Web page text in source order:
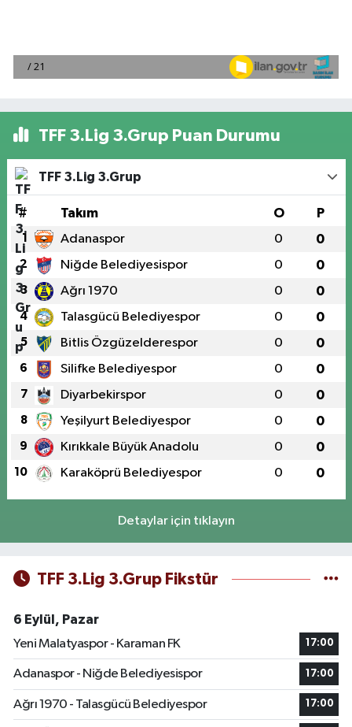
TFF 3.Lig 3.Grup Puan Durumu
TFF 3.Lig 3.Grup
# Takım O P
1 Adanaspor 0 0
2 Niğde Belediyesispor 0 0
3 Ağrı 1970 0 0
4 Talasgücü Belediyespor 0 0
5 Bitlis Özgüzelderespor 0 0
6 Silifke Belediyespor 0 0
7 Diyarbekirspor 0 0
8 Yeşilyurt Belediyespor 0 0
9 Kırıkkale Büyük Anadolu 0 0
10 Karaköprü Belediyespor 0 0
Detaylar için tıklayın
TFF 3.Lig 3.Grup Fikstür
6 Eylül, Pazar
Yeni Malatyaspor - Karaman FK
17:00
Adanaspor - Niğde Belediyesispor 17:00
Ağrı 1970 - Talasgücü Belediyespor 17:00